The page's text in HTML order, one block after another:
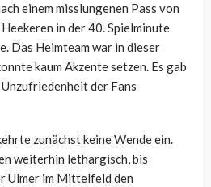
einem misslungenen Pass von
in der 40. Spielminute
Das Heimteam war in dieser
kaum Akzente setzen. Es gab
der Fans
zunächst keine Wende ein.
weiterhin lethargisch, bis
Ulmer im Mittelfeld den